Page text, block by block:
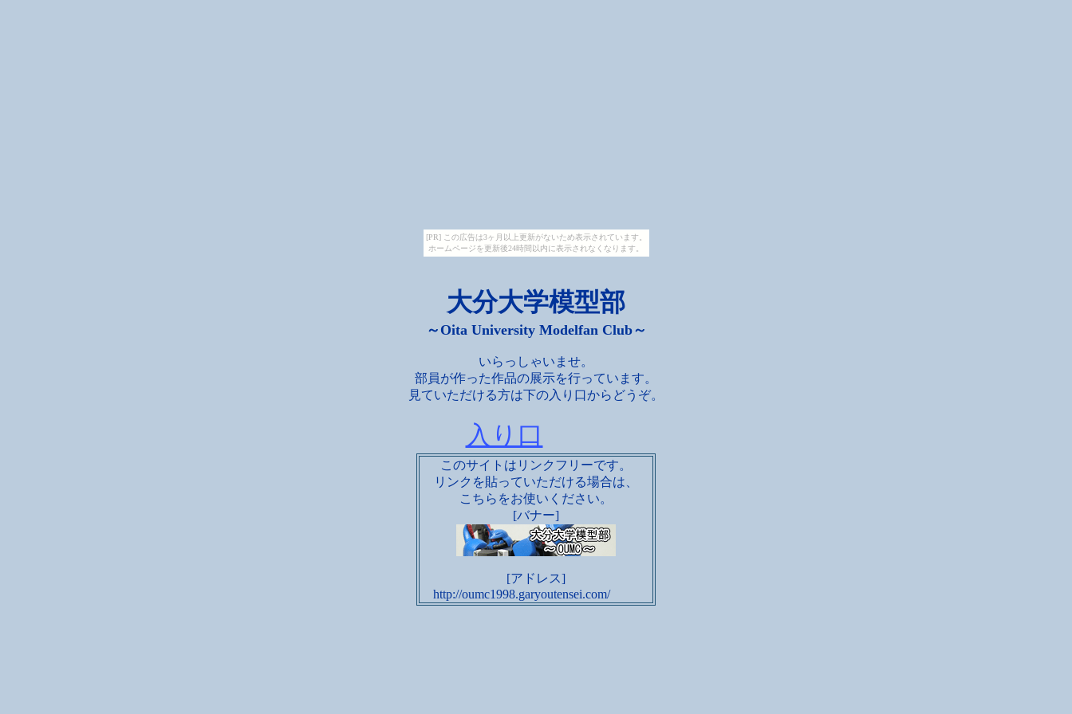
[PR] この広告は3ヶ月以上更新がないため表示されています。
ホームページを更新後24時間以内に表示されなくなります。
大分大学模型部
～Oita University Modelfan Club～
いらっしゃいませ。
部員が作った作品の展示を行っています。
見ていただける方は下の入り口からどうぞ。
入り口
このサイトはリンクフリーです。
リンクを貼っていただける場合は、
こちらをお使いください。
[バナー]
[アドレス]
http://oumc1998.garyoutensei.com/